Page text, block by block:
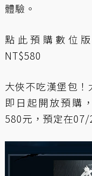
體驗。
點此預購 數位
NT$580
大俠不吃漢堡包！
即日起開放預購
580元，預定在07/